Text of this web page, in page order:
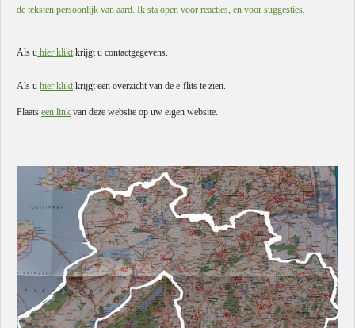
de teksten persoonlijk van aard. Ik sta open voor reacties, en voor suggesties.
Als u hier klikt krijgt u contactgegevens.
Als u hier klikt krijgt een overzicht van de e-flits te zien.
Plaats een link van deze website op uw eigen website.